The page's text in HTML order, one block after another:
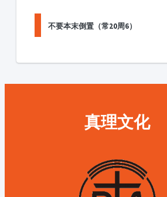
不要本末倒置（常20周6）
真理文化